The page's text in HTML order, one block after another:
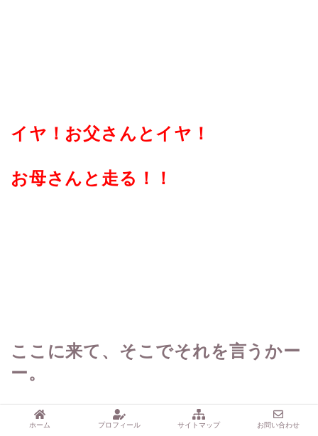
イヤ！お父さんとイヤ！
お母さんと走る！！
ここに来て、そこでそれを言うかー
ー。
ホーム プロフィール サイトマップ お問い合わせ